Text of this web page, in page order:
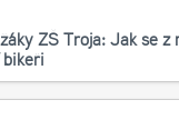
ZŠ Troja: Jak se z